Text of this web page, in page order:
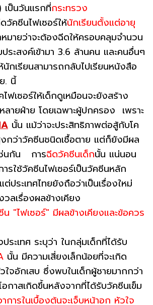
ป็นวันแรกที่กระทรวง
วัคซีนไฟเซอร์ให้นักเรียนตั้งแต่อายุ
หมายว่าจะต้องฉีดให้ครอบคลุมจำนวน
ระสงค์เข้ามา 3.6 ล้านคน และคนอื่นๆ
นักเรียนสามารถกลับไปเรียนหนังสือ
. นี้
ฟเซอร์ให้เด็กดูเหมือนจะยังสร้าง
ายฝ่าย โดยเฉพาะผู้ปกครอง เพราะ
นั้น แม้ว่าจะประสิทธิภาพต่อสู้กับโค
กว่าวัคซีนชนิดเชื้อตาย แต่ก็ยังมีผล
ช่นกัน การฉีดวัคซีนเด็กนั้น แน่นอน
ารใช้วัคซีนไฟเซอร์เป็นวัคซีนหลัก
ประเทศไทยยังถือว่าเป็นเรื่องใหม่
ลเรื่องผลข้างเคียง
"ไฟเซอร์" มีผลข้างเคียงและข้อควร
ระเทศ ระบุว่า ในกลุ่มเด็กที่ได้รับ
นั้น มีความเสี่ยงเล็กน้อยที่จะเกิด
ใจอักเสบ ซึ่งพบในเด็กผู้ชายมากกว่า
กาสเกิดขึ้นหลังจากที่ได้รับวัคซีนเข็ม
าการในเบื้องต้นจะเจ็บหน้าอก หัวใจ